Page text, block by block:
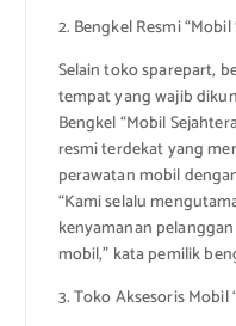
2. Bengkel Resmi “Mobil
Selain toko sparepart,
tempat yang wajib
Bengkel “Mobil
resmi terdekat yang
perawatan mobil
“Kami selalu
kenyamanan
mobil,” kata pemilik
3. Toko Aksesoris Mobil